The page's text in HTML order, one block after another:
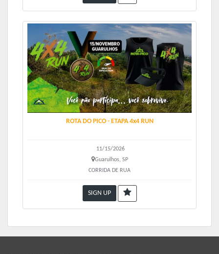
ROTA DO PICO - ETAPA 4x4 RUN
11/15/2026
Guarulhos, SP
CORRIDA DE RUA
SIGN UP